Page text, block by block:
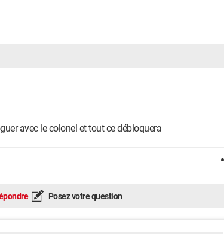
avec le colonel et tout ce débloquera
Posez votre question